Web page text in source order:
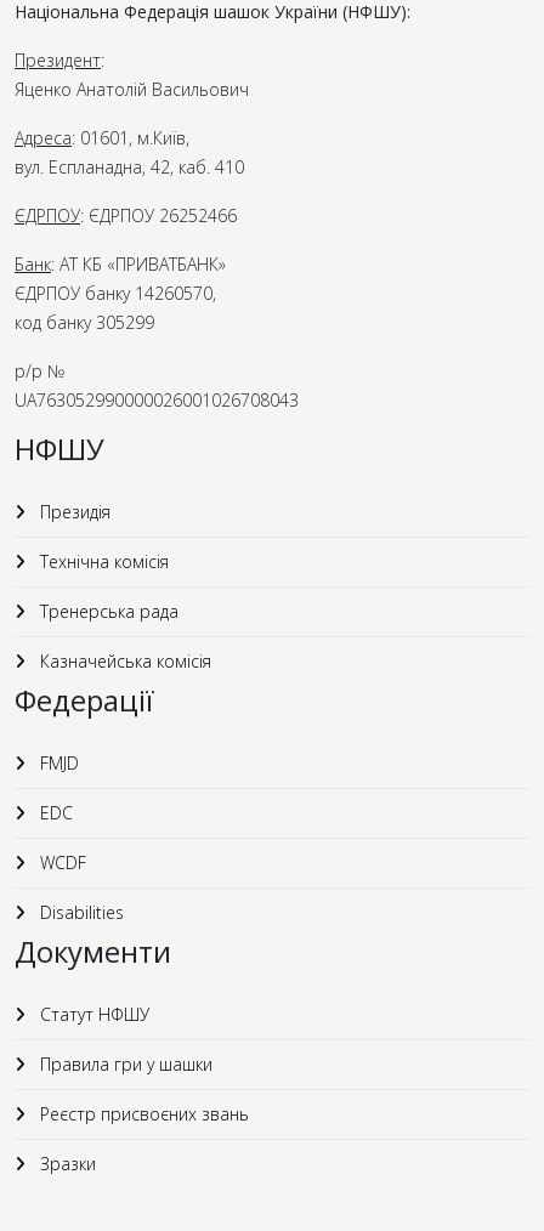
Національна Федерація шашок України (НФШУ):
Президент:
Яценко Анатолій Васильович
Адреса: 01601, м.Київ,
вул. Еспланадна, 42, каб. 410
ЄДРПОУ: ЄДРПОУ 26252466
Банк: АТ КБ «ПРИВАТБАНК»
ЄДРПОУ банку 14260570,
код банку 305299
р/р №
UA763052990000026001026708043
НФШУ
Президія
Технічна комісія
Тренерська рада
Казначейська комісія
Федерації
FMJD
EDC
WCDF
Disabilities
Документи
Статут НФШУ
Правила гри у шашки
Реєстр присвоєних звань
Зразки